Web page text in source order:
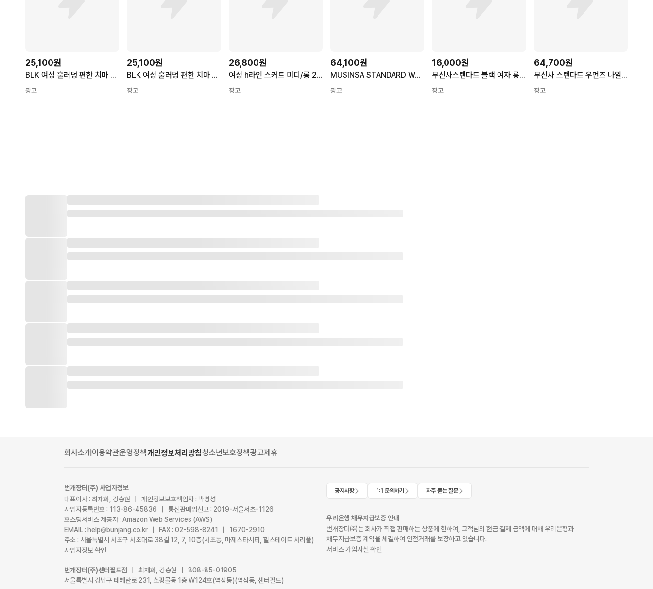
25,100원
BLK 여성 훌러덩 편한 치마 플레어 스판 밴딩 스커트
광고
25,100원
BLK 여성 훌러덩 편한 치마 플레어 스판 밴딩 스커트
광고
26,800원
여성 h라인 스커트 미디/롱 2기장 빅사이즈 이지핏 밴딩스커트 봄 여름 가을
광고
64,100원
MUSINSA STANDARD WOMAN 우먼즈 플루이드 맥시 스커트 [블랙]
광고
16,000원
무신사스탠다드 블랙 여자 롱스커트 S N6693
광고
64,700원
무신사 스탠다드 우먼즈 나일론 루치드 롱 스커트 애쉬 그레이
광고
회사소개이용약관운영정책개인정보처리방침청소년보호정책광고제휴
번개장터(주) 사업자정보
대표이사 : 최재화, 강승현 | 개인정보보호책임자 : 박병성
사업자등록번호 : 113-86-45836 | 통신판매업신고 : 2019-서울서초-1126
호스팅서비스 제공자 : Amazon Web Services (AWS)
EMAIL : help@bunjang.co.kr | FAX : 02-598-8241 | 1670-2910
주소 : 서울특별시 서초구 서초대로 38길 12, 7, 10층(서초동, 마제스타시티, 힐스테이트 서리풀)
사업자정보 확인
번개장터(주)센터필드점
| 최재화, 강승현 | 808-85-01905
서울특별시 강남구 테헤란로 231, 쇼핑몰동 1층 W124호(역삼동)(역삼동, 센터필드)
공지사항 1:1 문의하기 자주 묻는 질문
우리은행 채무지급보증 안내
번개장터㈜는 회사가 직접 판매하는 상품에 한하여, 고객님의 현금 결제 금액에 대해 우리은행과
채무지급보증 계약을 체결하여 안전거래를 보장하고 있습니다.
서비스 가입사실 확인